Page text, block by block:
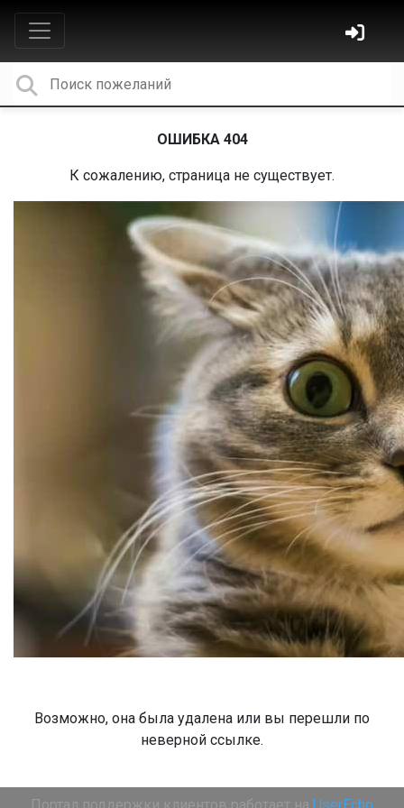
ОШИБКА 404
К сожалению, страница не существует.
Возможно, она была удалена или вы перешли по
неверной ссылке.